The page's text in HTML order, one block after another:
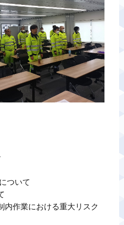
勢力排除宣言
メントに対する基本方針
バシーポリシー
ついて
作業における重大リスク